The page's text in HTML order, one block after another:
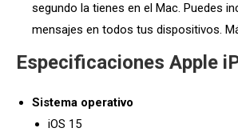
segundo la tienes en el Mac. Puedes
mensajes en todos tus dispositivos.
Especificaciones Apple
Sistema operativo
iOS 15